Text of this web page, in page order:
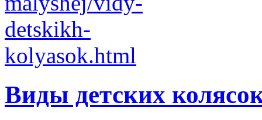
Виды детских